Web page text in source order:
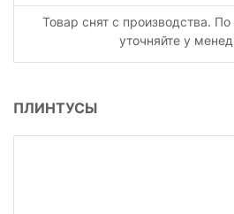
Товар снят с производства.
уточняйте у
ПЛИНТУСЫ